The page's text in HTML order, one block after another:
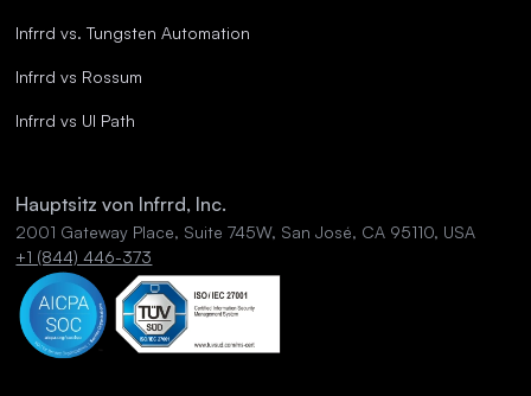
Infrrd vs. Tungsten Automation
Infrrd vs Rossum
Infrrd vs UI Path
Hauptsitz von Infrrd, Inc.
2001 Gateway Place, Suite 745W, San José, CA 95110, USA
+1 (844) 446-373